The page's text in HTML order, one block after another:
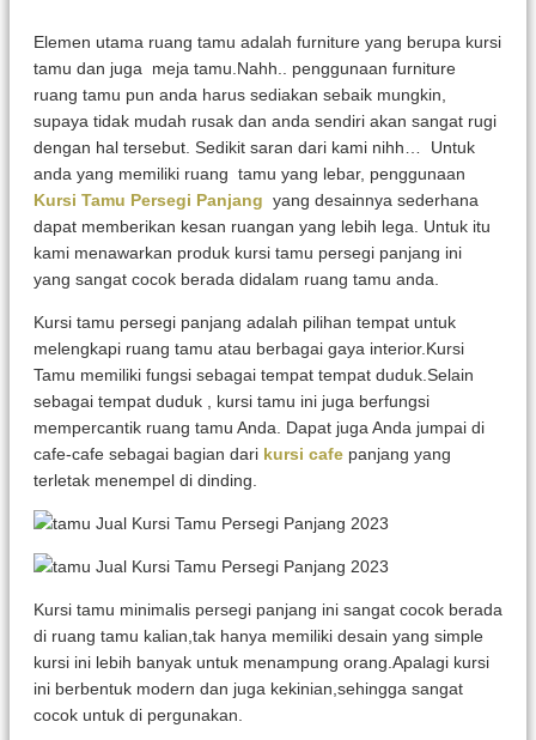
Elemen utama ruang tamu adalah furniture yang berupa kursi
tamu dan juga meja tamu.Nahh.. penggunaan furniture
ruang tamu pun anda harus sediakan sebaik mungkin,
supaya tidak mudah rusak dan anda sendiri akan sangat rugi
dengan hal tersebut. Sedikit saran dari kami nihh… Untuk
anda yang memiliki ruang tamu yang lebar, penggunaan
Kursi Tamu Persegi Panjang yang desainnya sederhana
dapat memberikan kesan ruangan yang lebih lega. Untuk itu
kami menawarkan produk kursi tamu persegi panjang ini
yang sangat cocok berada didalam ruang tamu anda.
Kursi tamu persegi panjang adalah pilihan tempat untuk
melengkapi ruang tamu atau berbagai gaya interior.Kursi
Tamu memiliki fungsi sebagai tempat tempat duduk.Selain
sebagai tempat duduk , kursi tamu ini juga berfungsi
mempercantik ruang tamu Anda. Dapat juga Anda jumpai di
cafe-cafe sebagai bagian dari kursi cafe panjang yang
terletak menempel di dinding.
Kursi tamu minimalis persegi panjang ini sangat cocok berada
di ruang tamu kalian,tak hanya memiliki desain yang simple
kursi ini lebih banyak untuk menampung orang.Apalagi kursi
ini berbentuk modern dan juga kekinian,sehingga sangat
cocok untuk di pergunakan.